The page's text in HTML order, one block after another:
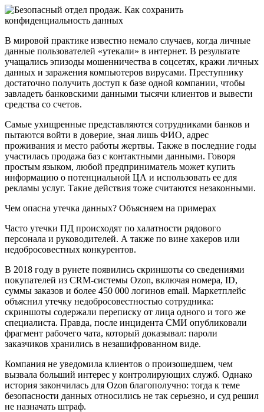
В мировой практике известно немало случаев, когда личные
данные пользователей «утекали» в интернет. В результате
учащались эпизоды мошенничества в соцсетях, кражи личных
данных и заражения компьютеров вирусами. Преступнику
достаточно получить доступ к базе одной компании, чтобы
завладеть банковскими данными тысячи клиентов и вывести
средства со счетов.
Самые ухищренные представляются сотрудниками банков и
пытаются войти в доверие, зная лишь ФИО, адрес
проживания и место работы жертвы. Также в последние годы
участилась продажа баз с контактными данными. Говоря
простым языком, любой предприниматель может купить
информацию о потенциальной ЦА и использовать ее для
рекламы услуг. Такие действия тоже считаются незаконными.
Чем опасна утечка данных? Объясняем на примерах
Часто утечки ПД происходят по халатности рядового
персонала и руководителей. А также по вине хакеров или
недобросовестных конкурентов.
В 2018 году в рунете появились скриншоты со сведениями
покупателей из CRM-системы Ozon, включая номера, ID,
суммы заказов и более 450 000 логинов email. Маркетплейс
объяснил утечку недобросовестностью сотрудника:
скриншоты содержали переписку от лица одного и того же
специалиста. Правда, после инцидента СМИ опубликовали
фрагмент рабочего чата, который доказывал: пароли
заказчиков хранились в незашифрованном виде.
Компания не уведомила клиентов о произошедшем, чем
вызвала больший интерес у контролирующих служб. Однако
история закончилась для Ozon благополучно: тогда к теме
безопасности данных относились не так серьезно, и суд решил
не назначать штраф.